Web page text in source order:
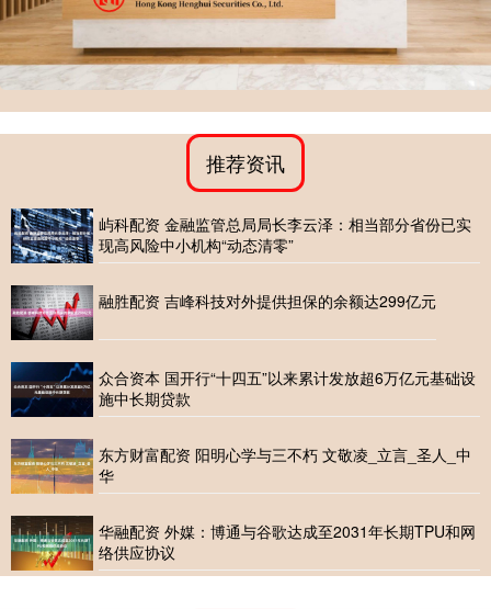
推荐资讯
屿科配资 金融监管总局局长李云泽：相当部分省份已实
现高风险中小机构“动态清零”
融胜配资 吉峰科技对外提供担保的余额达299亿元
众合资本 国开行“十四五”以来累计发放超6万亿元基础设
施中长期贷款
东方财富配资 阳明心学与三不朽 文敬凌_立言_圣人_中
华
华融配资 外媒：博通与谷歌达成至2031年长期TPU和网
络供应协议